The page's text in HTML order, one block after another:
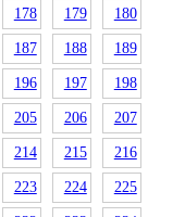
178 179 180
187 188 189
196 197 198
205 206 207
214 215 216
223 224 225